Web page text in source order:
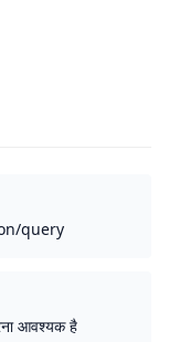
query
आवश्यक है